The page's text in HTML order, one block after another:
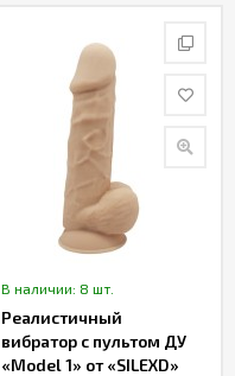
В наличии: 8 шт.
Реалистичный
вибратор с пультом ДУ
«Model 1» от «SILEXD»